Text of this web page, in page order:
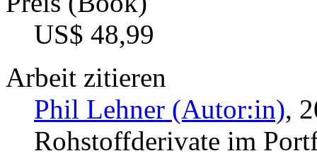
US$ 48,99
Arbeit zitieren
Phil Lehner (Autor:in),
Rohstoffderivate im